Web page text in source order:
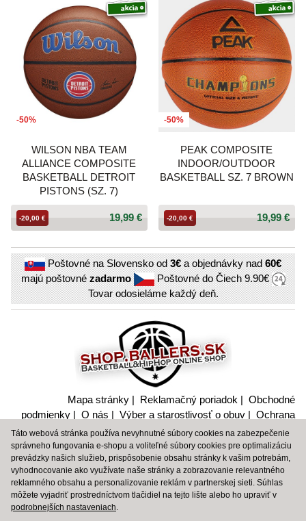
-50%
WILSON NBA TEAM
ALLIANCE COMPOSITE
BASKETBALL DETROIT
PISTONS (SZ. 7)
19,99 €
-20,00 €
-50%
PEAK COMPOSITE
INDOOR/OUTDOOR
BASKETBALL SZ. 7 BROWN
19,99 €
-20,00 €
Poštovné na Slovensko od3€a objednávky nad60€
majú poštovnézadarmo Poštovné do Čiech9.90€
Tovar odosieláme každý deň.
Mapa stránky | Reklamačný poriadok | Obchodné
podmienky | O nás | Výber a starostlivosť o obuv | Ochrana
súkromia a nakladanie s citlivými údajmi
BBALLTOWN|BBT|PEAK SPORT |SPALDING|SHOP
SPALDING
© 2006 – 2026 Shop.Baller.sk, original design by Martin
Táto webová stránka používa nevyhnutné súbory cookies na zabezpečenie
správneho fungovania e-shopu a voliteľné súbory cookies pre optimalizáciu
prevádzky našich služieb, prispôsobenie obsahu stránky k vašim potrebám,
vyhodnocovanie ako využívate naše stránky a zobrazovanie relevantného
reklamného obsahu a personalizovanie reklám v partnerskej sieti. Súhlas
môžete vyjadriť prostredníctvom tlačidiel na tejto lište alebo ho upraviť v
podrobnejších nastaveniach.